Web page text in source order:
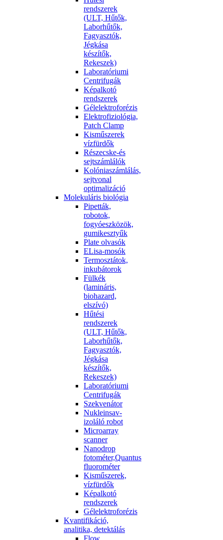
rendszerek
(ULT, Hűtők,
Laborhűtők,
Fagyasztók,
Jégkása
készítők,
Rekeszek)
Laboratóriumi
Centrifugák
Képalkotó
rendszerek
Gélelektroforézis
Elektrofiziológia,
Patch Clamp
Kisműszerek
vízfürdők
Részecske-és
sejtszámlálók
Kolóniaszámlálás,
sejtvonal
optimalizáció
Molekuláris biológia
Pipetták,
robotok,
fogyóeszközök,
gumikesztyűk
Plate olvasók
ELisa-mosók
Termosztátok,
inkubátorok
Fülkék
(lamináris,
biohazard,
elszívó)
Hűtési
rendszerek
(ULT, Hűtők,
Laborhűtők,
Fagyasztók,
Jégkása
készítők,
Rekeszek)
Laboratóriumi
Centrifugák
Szekvenátor
Nukleinsav-
izoláló robot
Microarray
scanner
Nanodrop
fotométer,Quantus
fluorométer
Kisműszerek,
vízfürdők
Képalkotó
rendszerek
Gélelektroforézis
Kvantifikáció,
analitika, detektálás
Flow